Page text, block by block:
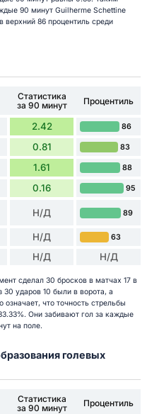
90 минут Guilherme Schettine
верхний 86 процентиль среди
Статистика
за 90 минут
Процентиль
2.42 86
0.81 83
1.61 88
0.16 95
Н/Д 89
Н/Д 63
Н/Д Н/Д
сделал 30 бросков в матчах 17 в
30 ударов 10 были в ворота, а
что точность стрельбы
Они забивают гол за каждые
на поле.
голевых
Статистика
за 90 минут
Процентиль